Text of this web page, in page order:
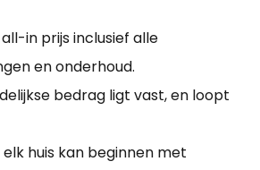
in prijs inclusief alle
en onderhoud.
bedrag ligt vast, en loopt
huis kan beginnen met